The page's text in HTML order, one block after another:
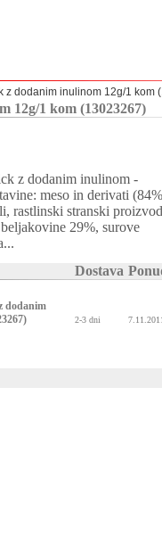
z dodanim inulinom 12g/1 kom
12g/1 kom (13023267)
z dodanim inulinom -
meso in derivati
rastlinski stranski
29%, surove
Dostava
dodanim
2-3 dni